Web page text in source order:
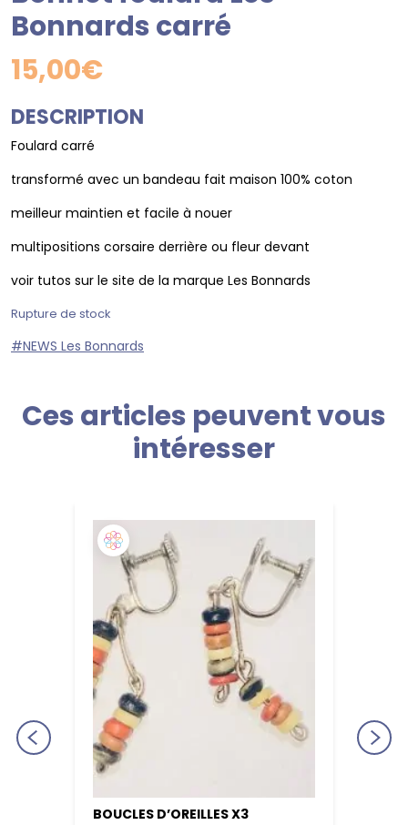
Bonnards carré
15,00€
DESCRIPTION
Foulard carré
transformé avec un bandeau fait maison 100% coton
meilleur maintien et facile à nouer
multipositions corsaire derrière ou fleur devant
voir tutos sur le site de la marque Les Bonnards
Rupture de stock
#NEWS Les Bonnards
Ces articles peuvent vous
intéresser
BOUCLES D’OREILLES X3